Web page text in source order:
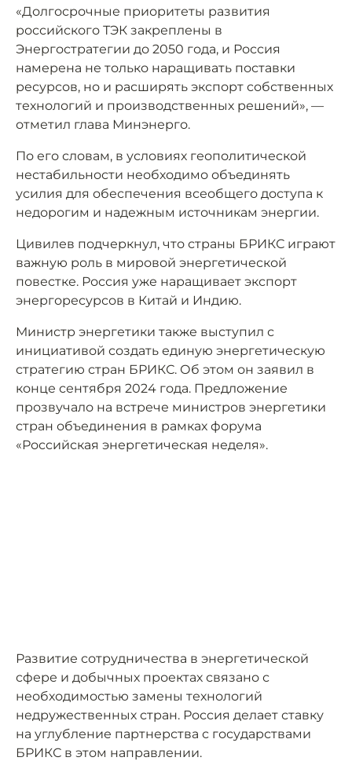
«Долгосрочные приоритеты развития
российского ТЭК закреплены в
Энергостратегии до 2050 года, и Россия
намерена не только наращивать поставки
ресурсов, но и расширять экспорт собственных
технологий и производственных решений», —
отметил глава Минэнерго.
По его словам, в условиях геополитической
нестабильности необходимо объединять
усилия для обеспечения всеобщего доступа к
недорогим и надежным источникам энергии.
Цивилев подчеркнул, что страны БРИКС играют
важную роль в мировой энергетической
повестке. Россия уже наращивает экспорт
энергоресурсов в Китай и Индию.
Министр энергетики также выступил с
инициативой создать единую энергетическую
стратегию стран БРИКС. Об этом он заявил в
конце сентября 2024 года. Предложение
прозвучало на встрече министров энергетики
стран объединения в рамках форума
«Российская энергетическая неделя».
Развитие сотрудничества в энергетической
сфере и добычных проектах связано с
необходимостью замены технологий
недружественных стран. Россия делает ставку
на углубление партнерства с государствами
БРИКС в этом направлении.